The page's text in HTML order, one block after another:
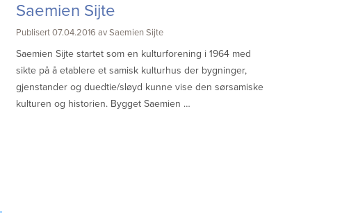
Saemien Sijte
Publisert 07.04.2016 av Saemien Sijte
Saemien Sijte startet som en kulturforening i 1964 med
sikte på å etablere et samisk kulturhus der bygninger,
gjenstander og duedtie/sløyd kunne vise den sørsamiske
kulturen og historien. Bygget Saemien …